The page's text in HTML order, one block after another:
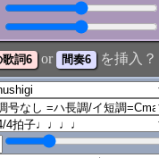
or
を挿入？